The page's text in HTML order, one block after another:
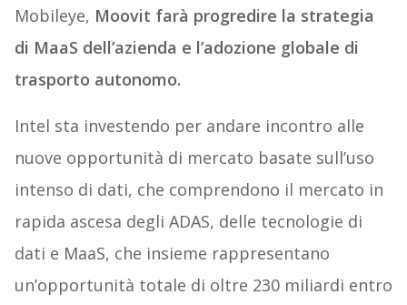
Mobileye, Moovit farà progredire la strategia
di MaaS dell’azienda e l’adozione globale di
trasporto autonomo.
Intel sta investendo per andare incontro alle
nuove opportunità di mercato basate sull’uso
intenso di dati, che comprendono il mercato in
rapida ascesa degli ADAS, delle tecnologie di
dati e MaaS, che insieme rappresentano
un’opportunità totale di oltre 230 miliardi entro